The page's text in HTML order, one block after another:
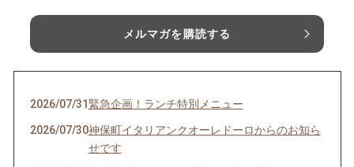
メルマガを購読する
2026/07/31 緊急企画！ランチ特別メニュー
2026/07/30神保町イタリアンクオーレドーロからのお知ら
せです